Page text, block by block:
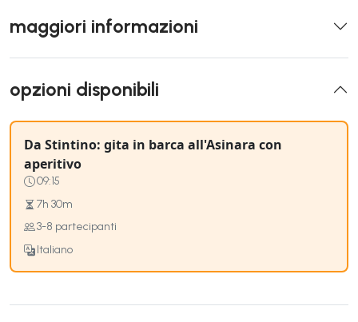
maggiori informazioni
opzioni disponibili
Da Stintino: gita in barca all'Asinara con
aperitivo
09:15
7h 30m
3-8 partecipanti
Italiano